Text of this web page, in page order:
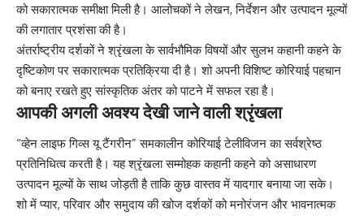
को सकारात्मक समीक्षा मिली है। आलोचकों ने लेखन, निर्देशन और उत्पादन मूल्यों
की लगातार प्रशंसा की है।
अंतर्राष्ट्रीय दर्शकों ने श्रृंखला के सार्वभौमिक विषयों और सुलभ कहानी कहने के
दृष्टिकोण पर सकारात्मक प्रतिक्रिया दी है। शो अपनी विशिष्ट कोरियाई पहचान
को बनाए रखते हुए सांस्कृतिक अंतर को पाटने में सफल रहा है।
आपकी अगली अवश्य देखी जाने वाली श्रृंखला
“व्हेन लाइफ गिव्स यू टैंगरीन” समकालीन कोरियाई टेलीविजन का सर्वश्रेष्ठ
प्रतिनिधित्व करती है। यह श्रृंखला सम्मोहक कहानी कहने को असाधारण
उत्पादन मूल्यों के साथ जोड़ती है ताकि कुछ वास्तव में यादगार बनाया जा सके।
शो में प्यार, परिवार और समुदाय की खोज दर्शकों को मनोरंजन और भावनात्मक